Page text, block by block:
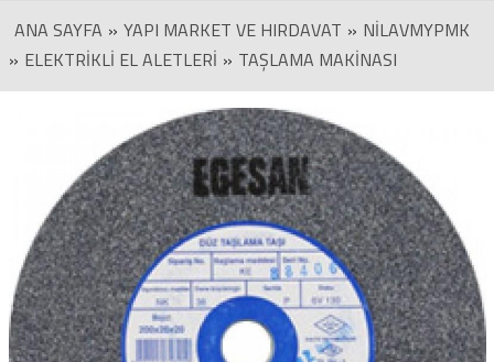
ANA SAYFA » YAPI MARKET VE HIRDAVAT » NILAVMYPMK
» ELEKTRIKLI EL ALETLERI » TAŞLAMA MAKINASI